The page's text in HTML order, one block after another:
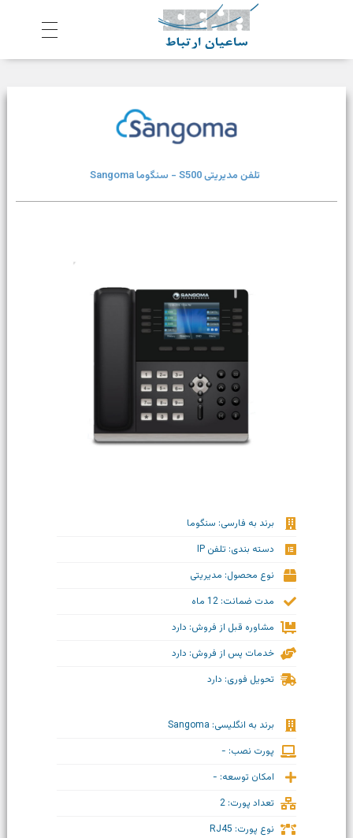
ش
رکت ساعیان ارتباط آینده پیشرو یکپارچگی و امنیت در ارتباط
تلفن مدیریتی S500 - سنگوما Sangoma
برند به فارسی: سنگوما
دسته بندی: تلفن IP
نوع محصول: مدیریتی
مدت ضمانت: 12 ماه
مشاوره قبل از فروش: دارد
خدمات پس از فروش: دارد
تحویل فوری: دارد
برند به انگلیسی: Sangoma
پورت نصب: -
امکان توسعه: -
تعداد پورت: 2
نوع پورت: RJ45